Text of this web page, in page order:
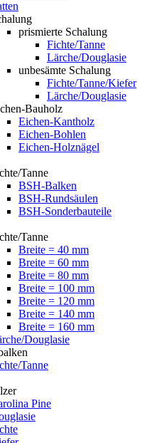
prismierte Schalung
Fichte/Tanne
Lärche/Douglasie
unbesämte Schalung
Fichte/Tanne/Kiefer
Lärche/Douglasie
Bauholz
Eichen-Kantholz
Eichen-Bohlen
Eichen-Holznägel
Tanne
BSH-Balken
BSH-Rundsäulen
BSH-Sonderbauteile
Tanne
Breite = 40 mm
Breite = 60 mm
Breite = 80 mm
Breite = 100 mm
Breite = 120 mm
Breite = 140 mm
Breite = 160 mm
Douglasie
Tanne
Pine